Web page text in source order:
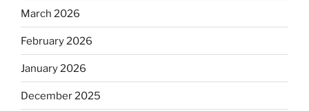
March 2026
February 2026
January 2026
December 2025